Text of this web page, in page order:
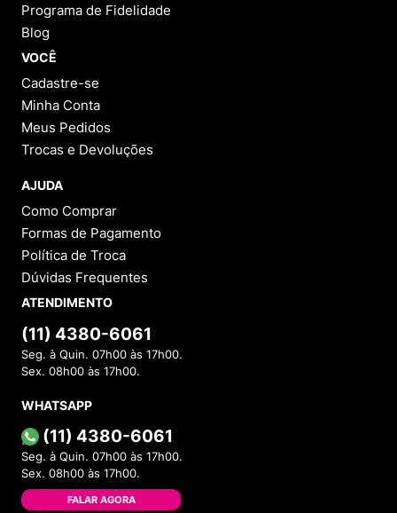
Programa de Fidelidade
Blog
VOCÊ
Cadastre-se
Minha Conta
Meus Pedidos
Trocas e Devoluções
AJUDA
Como Comprar
Formas de Pagamento
Política de Troca
Dúvidas Frequentes
ATENDIMENTO
(11) 4380-6061
Seg. à Quin. 07h00 às 17h00.
Sex. 08h00 às 17h00.
WHATSAPP
(11) 4380-6061
Seg. à Quin. 07h00 às 17h00.
Sex. 08h00 às 17h00.
FALAR AGORA